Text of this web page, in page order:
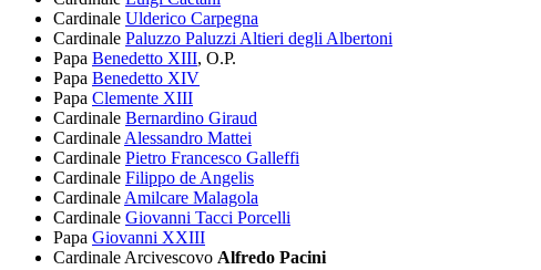
Cardinale Ulderico Carpegna
Cardinale Paluzzo Paluzzi Altieri degli Albertoni
Papa Benedetto XIII, O.P.
Papa Benedetto XIV
Papa Clemente XIII
Cardinale Bernardino Giraud
Cardinale Alessandro Mattei
Cardinale Pietro Francesco Galleffi
Cardinale Filippo de Angelis
Cardinale Amilcare Malagola
Cardinale Giovanni Tacci Porcelli
Papa Giovanni XXIII
Cardinale Arcivescovo Alfredo Pacini